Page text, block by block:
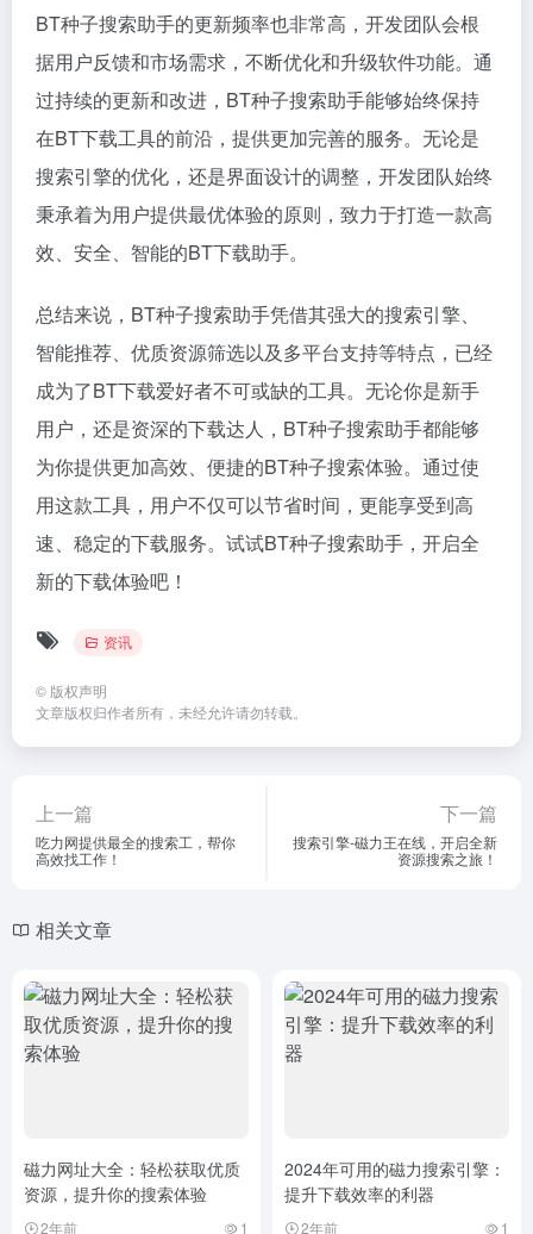
BT种子搜索助手的更新频率也非常高，开发团队会根
据用户反馈和市场需求，不断优化和升级软件功能。通
过持续的更新和改进，BT种子搜索助手能够始终保持
在BT下载工具的前沿，提供更加完善的服务。无论是
搜索引擎的优化，还是界面设计的调整，开发团队始终
秉承着为用户提供最优体验的原则，致力于打造一款高
效、安全、智能的BT下载助手。
总结来说，BT种子搜索助手凭借其强大的搜索引擎、
智能推荐、优质资源筛选以及多平台支持等特点，已经
成为了BT下载爱好者不可或缺的工具。无论你是新手
用户，还是资深的下载达人，BT种子搜索助手都能够
为你提供更加高效、便捷的BT种子搜索体验。通过使
用这款工具，用户不仅可以节省时间，更能享受到高
速、稳定的下载服务。试试BT种子搜索助手，开启全
新的下载体验吧！
资讯
© 版权声明
文章版权归作者所有，未经允许请勿转载。
上一篇
吃力网提供最全的搜索工，帮你
高效找工作！
下一篇
搜索引擎-磁力王在线，开启全新
资源搜索之旅！
相关文章
磁力网址大全：轻松获取优质
资源，提升你的搜索体验
2年前 1
2024年可用的磁力搜索引擎：
提升下载效率的利器
2年前 1